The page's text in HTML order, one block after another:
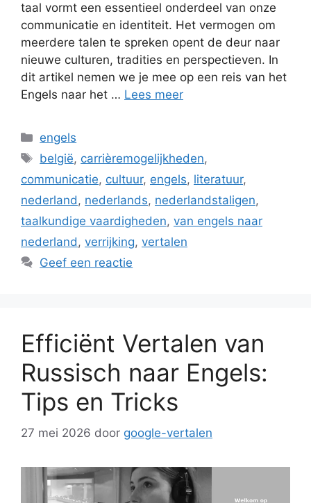
taal vormt een essentieel onderdeel van onze
communicatie en identiteit. Het vermogen om
meerdere talen te spreken opent de deur naar
nieuwe culturen, tradities en perspectieven. In
dit artikel nemen we je mee op een reis van het
Engels naar het … Lees meer
Categorieën
engels
Tags
belgië, carrièremogelijkheden,
communicatie, cultuur, engels, literatuur,
nederland, nederlands, nederlandstaligen,
taalkundige vaardigheden, van engels naar
nederland, verrijking, vertalen
Geef een reactie
Efficiënt Vertalen van
Russisch naar Engels:
Tips en Tricks
27 mei 2026 door google-vertalen